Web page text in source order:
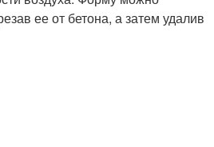
ее от бетона, а затем удалив